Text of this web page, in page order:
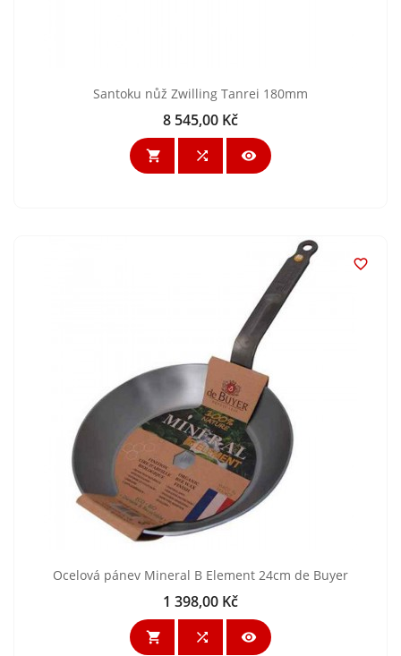
Santoku nůž Zwilling Tanrei 180mm
Cena
8 545,00 Kč
  

Ocelová pánev Mineral B Element 24cm de Buyer
Cena
1 398,00 Kč
  